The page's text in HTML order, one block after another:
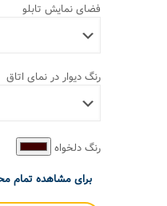
فضای نمایش تابلو
رنگ دیوار در نمای اتاق
رنگ دلخواه
برای مشاهده تمام